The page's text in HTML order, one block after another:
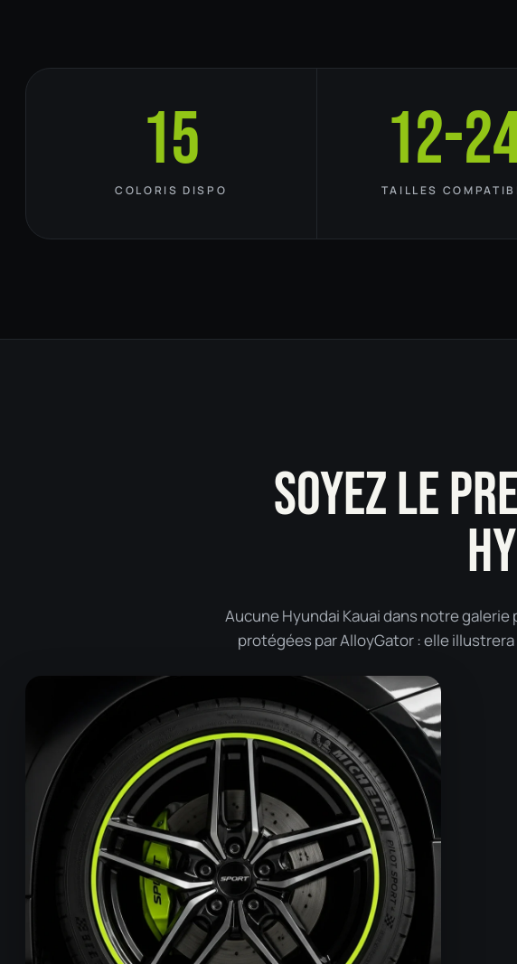
15
COLORIS DISPO
12-
TAILLES
SOYEZ LE
Aucune Hyundai Kauai dans notre
protégées par AlloyGator : elle